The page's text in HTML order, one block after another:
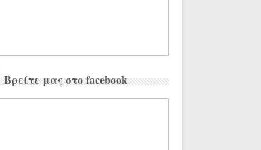
Βρείτε μας στο facebook